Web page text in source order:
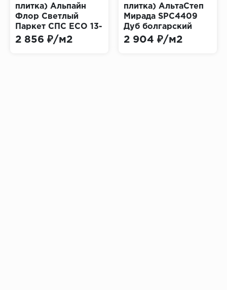
плитка) Альпайн
Флор Светлый
Паркет СПС ЕСО 13-
26 Дуб Лесат
2 856 ₽/м2
плитка) АльтаСтеп
Мирада SPC4409
Дуб болгарский
(Mirada Alta Step)
2 904 ₽/м2